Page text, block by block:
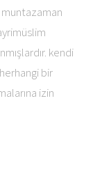
kendi
bir
izin